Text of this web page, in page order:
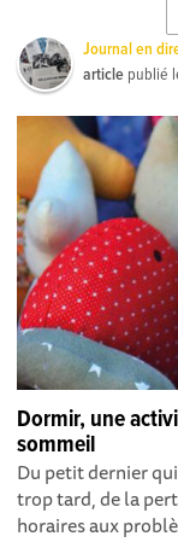
Journal en
article publié
Dormir, une
sommeil
Du petit dernier qui
trop tard, de la
horaires aux